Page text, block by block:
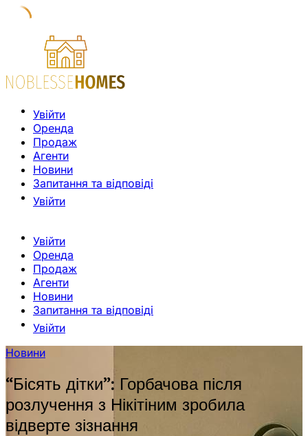
Увійти
Оренда
Продаж
Агенти
Новини
Запитання та відповіді
Увійти
Увійти
Оренда
Продаж
Агенти
Новини
Запитання та відповіді
Увійти
Новини
“Бісять дітки”: Горбачова після
розлучення з Нікітіним зробила
відверте зізнання